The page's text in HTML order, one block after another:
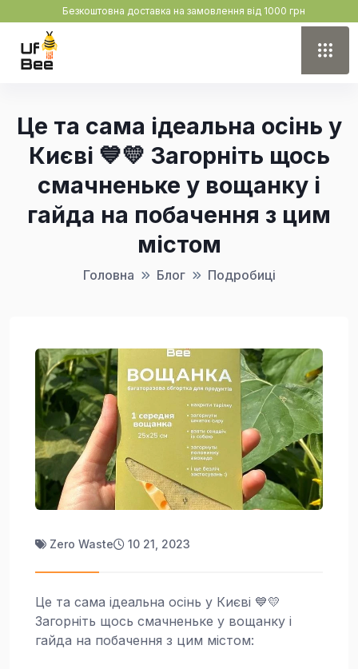
Безкоштовна доставка на замовлення від 1000 грн
Це та сама ідеальна осінь у
Києві 💙💛 Загорніть щось
смачненьке у вощанку і
гайда на побачення з цим
містом
Головна Блог Подробиці
Zero Waste 10 21, 2023
Це та сама ідеальна осінь у Києві 💙💛
Загорніть щось смачненьке у вощанку і
гайда на побачення з цим містом: